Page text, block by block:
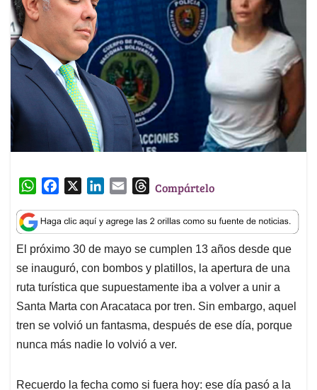
W
a
t
s
A
p
p
c
e
b
o
o
k
n
k
e
d
I
n
a
i
l
T
r
e
a
d
s
Compártelo
El próximo 30 de mayo se cumplen 13 años desde que
se inauguró, con bombos y platillos, la apertura de una
ruta turística que supuestamente iba a volver a unir a
Santa Marta con Aracataca por tren. Sin embargo, aquel
tren se volvió un fantasma, después de ese día, porque
nunca más nadie lo volvió a ver.
Recuerdo la fecha como si fuera hoy: ese día pasó a la